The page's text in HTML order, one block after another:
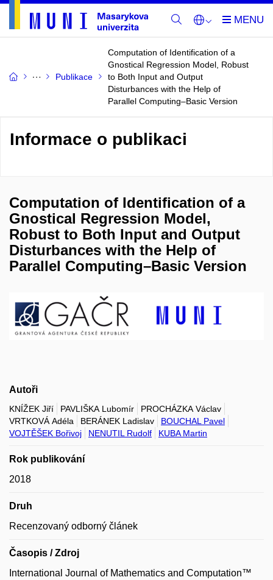
Publikace
Computation of Identification of a
Gnostical Regression Model, Robust
to Both Input and Output
Disturbances with the Help of
Parallel Computing–Basic Version
Informace o publikaci
Computation of Identification of a
Gnostical Regression Model,
Robust to Both Input and Output
Disturbances with the Help of
Parallel Computing–Basic Version
Autoři
KNÍŽEK Jiří PAVLIŠKA Lubomír
PROCHÁZKA Václav
VRTKOVÁ Adéla
BERÁNEK Ladislav
BOUCHAL Pavel
VOJTĚŠEK Bořivoj
NENUTIL Rudolf KUBA Martin
Rok publikování
2018
Druh
Recenzovaný odborný článek
Časopis / Zdroj
International Journal of Mathematics and Computation™